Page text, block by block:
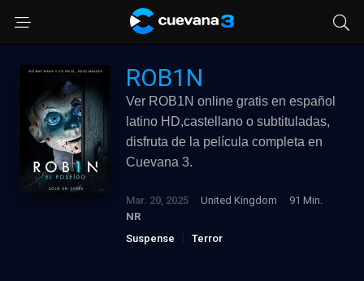
ROB1N
Ver ROB1N online gratis en español
latino HD,castellano o subtituladas,
disfruta de la película completa en
Cuevana 3.
Mar. 20, 2025 United Kingdom
91 Min.
NR
Suspense
Terror